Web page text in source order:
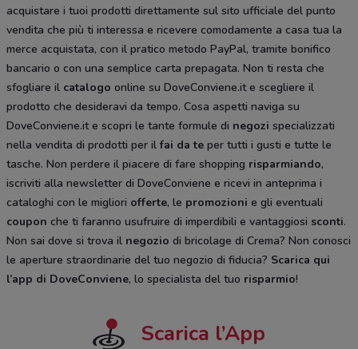
acquistare i tuoi prodotti direttamente sul sito ufficiale del punto
vendita che più ti interessa e ricevere comodamente a casa tua la
merce acquistata, con il pratico metodo PayPal, tramite bonifico
bancario o con una semplice carta prepagata. Non ti resta che
sfogliare il catalogo online su DoveConviene.it e scegliere il
prodotto che desideravi da tempo. Cosa aspetti naviga su
DoveConviene.it e scopri le tante formule di negozi specializzati
nella vendita di prodotti per ilfai da te per tutti i gusti e tutte le
tasche. Non perdere il piacere di fare shopping risparmiando,
iscriviti alla newsletter di DoveConviene e ricevi in anteprima i
cataloghi con le migliori offerte, le promozioni e gli eventuali
coupon che ti faranno usufruire di imperdibili e vantaggiosi sconti.
Non sai dove si trova il negozio di bricolage di Crema? Non conosci
le aperture straordinarie del tuo negozio di fiducia? Scarica qui
l’app di DoveConviene, lo specialista del tuo risparmio!
Scarica l’App